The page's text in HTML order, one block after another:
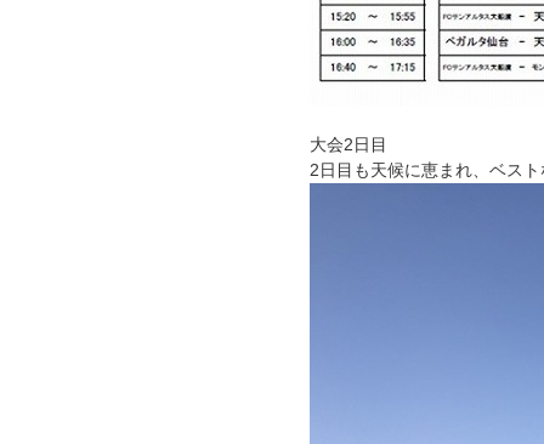
大会2日目
2日目も天候に恵まれ、ベス